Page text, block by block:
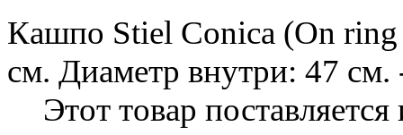
Кашпо Stiel Conica (On
см. Диаметр внутри: 47 см.
Этот товар